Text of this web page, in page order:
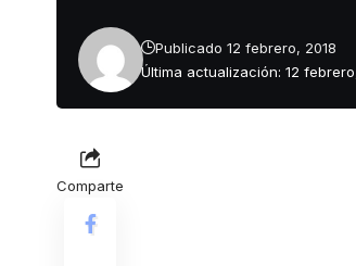
Última actualización: 12
Publicado 12 febrero, 2018
Comparte